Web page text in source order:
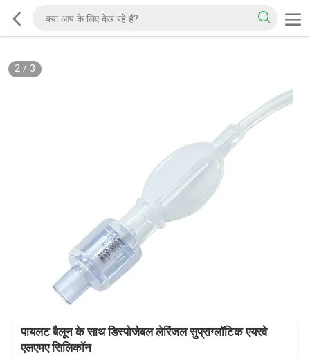
2/ 3
पायलट बैलून के साथ डिस्पोजेबल लेरिंजल सुप्राग्लॉटिक एयरवे
एलएमए सिलिकॉन